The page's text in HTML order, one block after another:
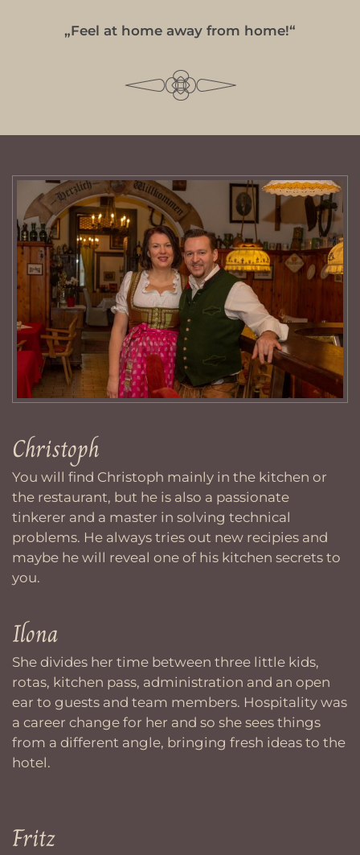
„Feel at home away from home!“
Christoph
You will find Christoph mainly in the kitchen or
the restaurant, but he is also a passionate
tinkerer and a master in solving technical
problems. He always tries out new recipies and
maybe he will reveal one of his kitchen secrets to
you.
Ilona
She divides her time between three little kids,
rotas, kitchen pass, administration and an open
ear to guests and team members. Hospitality was
a career change for her and so she sees things
from a different angle, bringing fresh ideas to the
hotel.
Fritz